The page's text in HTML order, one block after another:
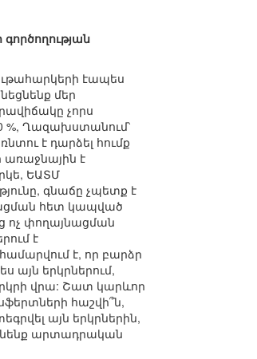
էապես
մեր
չորս
%, Ղազախստանում՝
է դարձել հումք
է
ԵԱՏՄ
գնաճը չպետք է
հետ կապված
ոչ փողայնացման
է
է, որ բարձր
այն երկրներում,
վրա: Շատ կարևոր
հաշվի՞ն,
այն երկրներին,
արտադրական